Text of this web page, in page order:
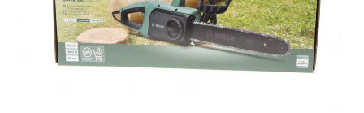
Master
Mastercook
Masterpro